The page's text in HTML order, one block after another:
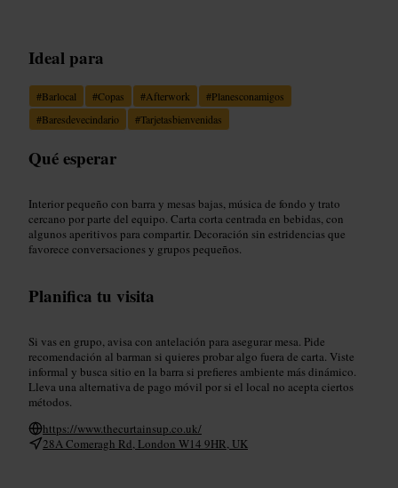
Ideal para
#Barlocal #Copas #Afterwork #Planesconamigos
#Baresdevecindario #Tarjetasbienvenidas
Qué esperar
Interior pequeño con barra y mesas bajas, música de fondo y trato
cercano por parte del equipo. Carta corta centrada en bebidas, con
algunos aperitivos para compartir. Decoración sin estridencias que
favorece conversaciones y grupos pequeños.
Planifica tu visita
Si vas en grupo, avisa con antelación para asegurar mesa. Pide
recomendación al barman si quieres probar algo fuera de carta. Viste
informal y busca sitio en la barra si prefieres ambiente más dinámico.
Lleva una alternativa de pago móvil por si el local no acepta ciertos
métodos.
https://www.thecurtainsup.co.uk/
28A Comeragh Rd, London W14 9HR, UK